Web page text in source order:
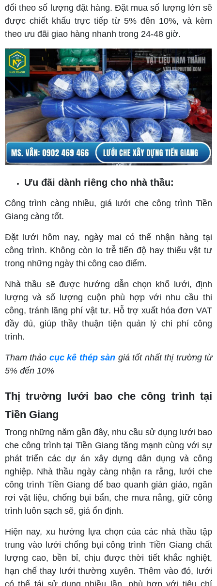
đổi theo số lượng đặt hàng. Đặt mua số lượng lớn sẽ
được chiết khấu trực tiếp từ 5% đên 10%, và kèm
theo ưu đãi giao hàng nhanh trong 24-48 giờ.
Ưu đãi dành riêng cho nhà thầu:
Công trình càng nhiều, giá lưới che công trình Tiền
Giang càng tốt.
Đặt lưới hôm nay, ngày mai có thể nhận hàng tại
công trình. Không còn lo trễ tiến độ hay thiếu vật tư
trong những ngày thi công cao điểm.
Nhà thầu sẽ được hướng dẫn chọn khổ lưới, định
lượng và số lượng cuộn phù hợp với nhu cầu thi
công, tránh lãng phí vật tư. Hỗ trợ xuất hóa đơn VAT
đầy đủ, giúp thầy thuận tiện quản lý chi phí công
trình.
Tham thảo cục kê thép sàn giá tốt nhất thị trường từ
5% đến 10%
Thị trường lưới bao che công trình tại
Tiền Giang
Trong những năm gần đây, nhu cầu sử dụng lưới bao
che công trình tại Tiền Giang tăng mạnh cùng với sự
phát triển các dự án xây dựng dân dụng và công
nghiệp. Nhà thầu ngày càng nhận ra rằng, lưới che
công trình Tiền Giang để bao quanh giàn giáo, ngăn
rơi vật liệu, chống bụi bẩn, che mưa nắng, giữ công
trình luôn sạch sẽ, giá ổn định.
Hiện nay, xu hướng lựa chọn của các nhà thầu tập
trung vào lưới chống bụi công trình Tiền Giang chất
lượng cao, bền bỉ, chịu được thời tiết khắc nghiệt,
hạn chế thay lưới thường xuyên. Thêm vào đó, lưới
có thể tái sử dụng nhiều lần, phù hợp với tiêu chí